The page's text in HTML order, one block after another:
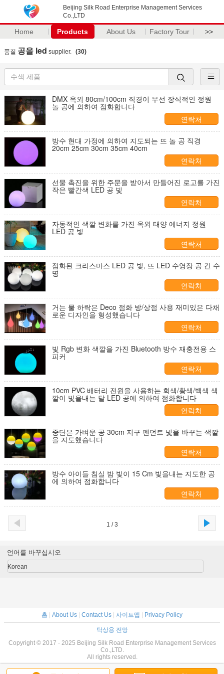
Beijing Silk Road Enterprise Management Services
Co.,LTD
Home Products About Us Factory Tour >>
품질 공을 led supplier. (30)
DMX 옥외 80cm/100cm 직경이 무선 장식적인 정원
놀 공에 의하여 점화합니다
연락처
방수 현대 가정에 의하여 지도되는 뜨 놀 공 직경
20cm 25cm 30cm 35cm 40cm
연락처
선물 촉진을 위한 주문을 받아서 만들어진 로고를 가진
작은 빨간색 LED 공 빛
연락처
자동적인 색깔 변화를 가진 옥외 태양 에너지 정원
LED 공 빛
연락처
점화된 크리스마스 LED 공 빛, 뜨 LED 수영장 공 긴 수
명
연락처
거는 물 하락은 Deco 점화 방/상점 사용 재미있은 다채
로운 디자인을 형성했습니다
연락처
빛 Rgb 변화 색깔을 가진 Bluetooth 방수 재충전용 스
피커
연락처
10cm PVC 배터리 전원을 사용하는 회색/황색/백색 색
깔이 빛을내는 달 LED 공에 의하여 점화합니다
연락처
중단은 가벼운 공 30cm 지구 펜던트 빛을 바꾸는 색깔
을 지도했습니다
연락처
방수 아이들 침실 밤 빛이 15 Cm 빛을내는 지도한 공
에 의하여 점화합니다
연락처
1 / 3
언어를 바꾸십시오
Korean
홈 About Us Contact Us 사이트맵 Privacy Policy
탁상용 전망
Copyright © 2017 - 2025 Beijing Silk Road Enterprise Management Services
Co.,LTD.
All rights reserved.